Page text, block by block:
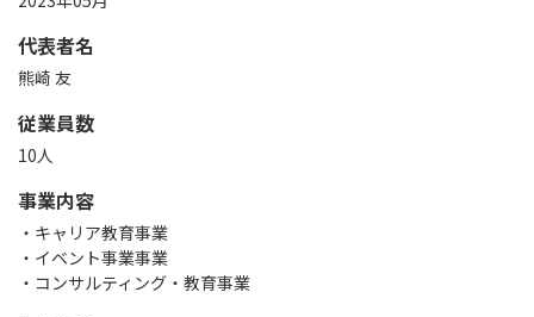
代表者名
熊崎 友
従業員数
10人
事業内容
・キャリア教育事業
・イベント事業事業
・コンサルティング・教育事業